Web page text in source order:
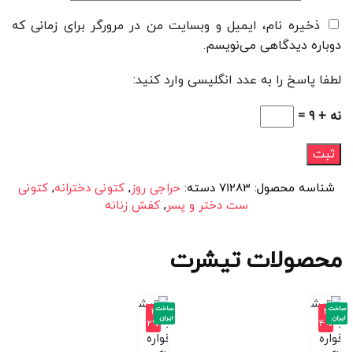
ذخیره نام، ایمیل و وبسایت من در مرورگر برای زمانی که
دوباره دیدگاهی می‌نویسم.
لطفا پاسخ را به عدد انگلیسی وارد کنید:
نه + 9 =
شناسه محصول: 71283 دسته: حراجی روز, کتونی دخترانه, کتونی
ست دختر و پسر, کفش زنانه
محصولات تیشرت
-4
4%
ساخت
ایران
-3
2%
ساخت
ایران